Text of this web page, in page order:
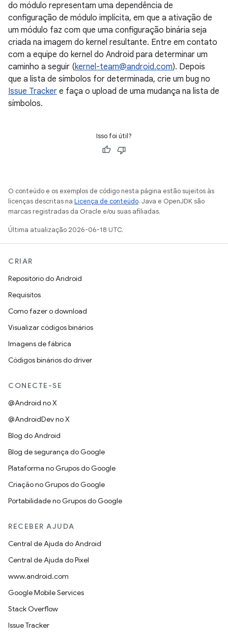
do módulo representam uma dependência de
configuração de módulo implícita, em que a ativação de
um módulo faz com que uma configuração binária seja
criada na imagem do kernel resultante. Entre em contato
com a equipe do kernel do Android para determinar um
caminho a seguir (kernel-team@android.com). Depois
que a lista de símbolos for determinada, crie um bug no
Issue Tracker e faça o upload de uma mudança na lista de
símbolos.
Isso foi útil?
O conteúdo e os exemplos de código nesta página estão sujeitos às
licenças descritas na Licença de conteúdo. Java e OpenJDK são
marcas registradas da Oracle e/ou suas afiliadas.
Última atualização 2026-06-18 UTC.
CRIAR
Repositório do Android
Requisitos
Como fazer o download
Visualizar códigos binários
Imagens de fábrica
Códigos binários do driver
CONECTE-SE
@Android no X
@AndroidDev no X
Blog do Android
Blog de segurança do Google
Plataforma no Grupos do Google
Criação no Grupos do Google
Portabilidade no Grupos do Google
RECEBER AJUDA
Central de Ajuda do Android
Central de Ajuda do Pixel
www.android.com
Google Mobile Services
Stack Overflow
Issue Tracker